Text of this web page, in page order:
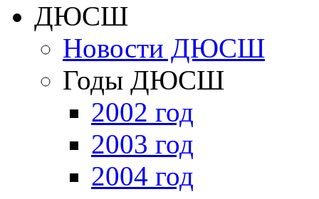
ДЮСШ
Новости ДЮСШ
Годы ДЮСШ
2002 год
2003 год
2004 год